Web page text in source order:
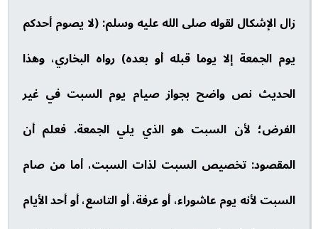
زال الإشكال لقوله صلى الله عليه وسلم: (لا يصوم أحدكم
يوم الجمعة إلا يوما قبله أو بعده) رواه البخاري، وهذا
الحديث نص واضح بجواز صيام يوم السبت في غير
الفرض؛ لأن السبت هو الذي يلي الجمعة. فعلم أن
المقصود: تخصيص السبت لذات السبت، أما من صام
السبت لأنه يوم عاشوراء، أو عرفة، أو التاسع، أو أحد الأيام